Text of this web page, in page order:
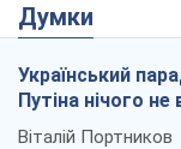
Думки
Український
Путіна нічого
Віталій Портников